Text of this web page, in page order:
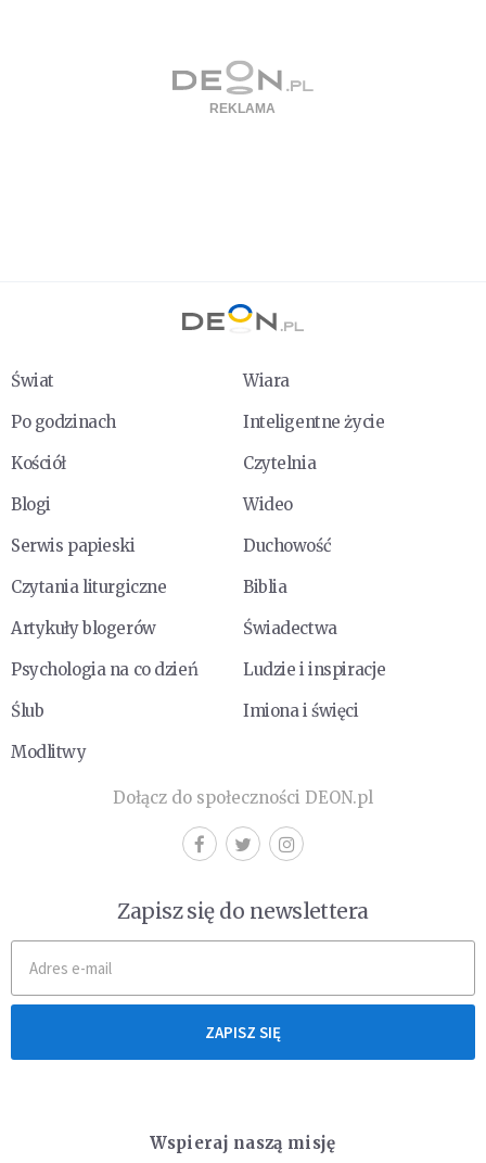
Świat
Wiara
Po godzinach
Inteligentne życie
Kościół
Czytelnia
Blogi
Wideo
Serwis papieski
Duchowość
Czytania liturgiczne
Biblia
Artykuły blogerów
Świadectwa
Psychologia na co dzień
Ludzie i inspiracje
Ślub
Imiona i święci
Modlitwy
Dołącz do społeczności DEON.pl
Zapisz się do newslettera
ZAPISZ SIĘ
Wspieraj naszą misję